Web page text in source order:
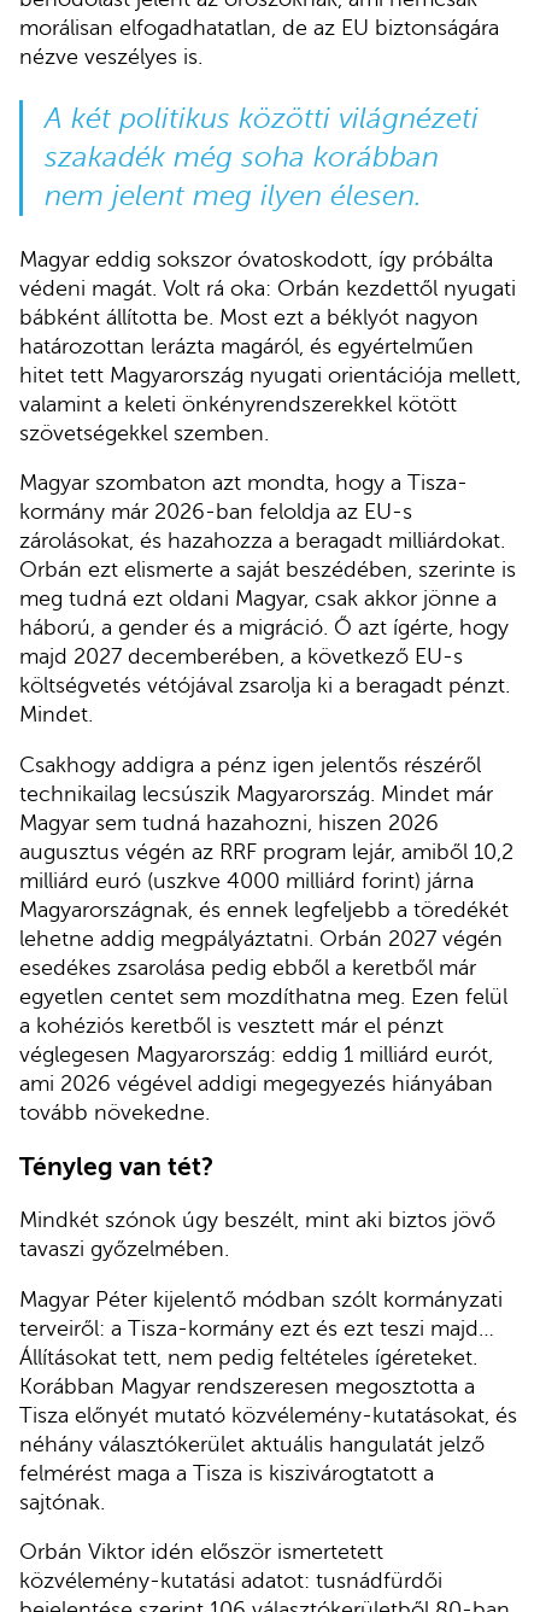
morálisan elfogadhatatlan, de az EU biztonságára
nézve veszélyes is.
A két politikus közötti világnézeti
szakadék még soha korábban
nem jelent meg ilyen élesen.
Magyar eddig sokszor óvatoskodott, így próbálta
védeni magát. Volt rá oka: Orbán kezdettől nyugati
bábként állította be. Most ezt a béklyót nagyon
határozottan lerázta magáról, és egyértelműen
hitet tett Magyarország nyugati orientációja mellett,
valamint a keleti önkényrendszerekkel kötött
szövetségekkel szemben.
Magyar szombaton azt mondta, hogy a Tisza-
kormány már 2026-ban feloldja az EU-s
zárolásokat, és hazahozza a beragadt milliárdokat.
Orbán ezt elismerte a saját beszédében, szerinte is
meg tudná ezt oldani Magyar, csak akkor jönne a
háború, a gender és a migráció. Ő azt ígérte, hogy
majd 2027 decemberében, a következő EU-s
költségvetés vétójával zsarolja ki a beragadt pénzt.
Mindet.
Csakhogy addigra a pénz igen jelentős részéről
technikailag lecsúszik Magyarország. Mindet már
Magyar sem tudná hazahozni, hiszen 2026
augusztus végén az RRF program lejár, amiből 10,2
milliárd euró (uszkve 4000 milliárd forint) járna
Magyarországnak, és ennek legfeljebb a töredékét
lehetne addig megpályáztatni. Orbán 2027 végén
esedékes zsarolása pedig ebből a keretből már
egyetlen centet sem mozdíthatna meg. Ezen felül
a kohéziós keretből is vesztett már el pénzt
véglegesen Magyarország: eddig 1 milliárd eurót,
ami 2026 végével addigi megegyezés hiányában
tovább növekedne.
Tényleg van tét?
Mindkét szónok úgy beszélt, mint aki biztos jövő
tavaszi győzelmében.
Magyar Péter kijelentő módban szólt kormányzati
terveiről: a Tisza-kormány ezt és ezt teszi majd…
Állításokat tett, nem pedig feltételes ígéreteket.
Korábban Magyar rendszeresen megosztotta a
Tisza előnyét mutató közvélemény-kutatásokat, és
néhány választókerület aktuális hangulatát jelző
felmérést maga a Tisza is kiszivárogtatott a
sajtónak.
Orbán Viktor idén először ismertetett
közvélemény-kutatási adatot: tusnádfürdői